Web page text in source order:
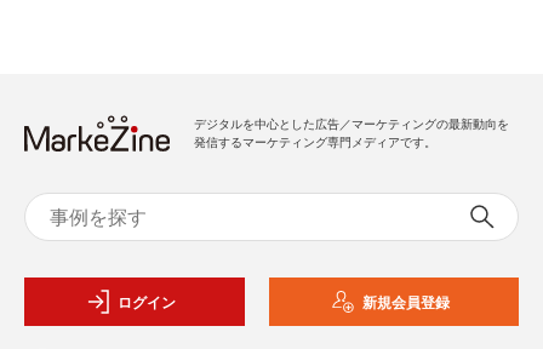
デジタルを中心とした広告／マーケティングの最新動向を
発信するマーケティング専門メディアです。
ログイン 新規会員登録